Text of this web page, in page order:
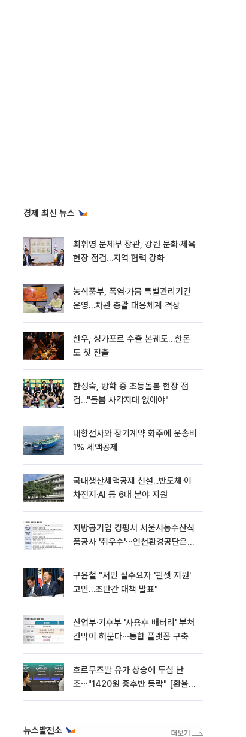
경제 최신 뉴스
최휘영 문체부 장관, 강원 문화·체육
현장 점검…지역 협력 강화
농식품부, 폭염·가뭄 특별관리기간
운영…차관 총괄 대응체계 격상
한우, 싱가포르 수출 본궤도…한돈
도 첫 진출
한성숙, 방학 중 초등돌봄 현장 점
검…"돌봄 사각지대 없애야"
내항선사와 장기계약 화주에 운송비
1% 세액공제
국내생산세액공제 신설...반도체·이
차전지·AI 등 6대 분야 지원
지방공기업 경평서 서울시농수산식
품공사 '취우수'⋯인천환경공단은
구윤철 "서민 실수요자 '핀셋 지원'
고민…조만간 대책 발표"
산업부·기후부 '사용후 배터리' 부처
칸막이 허문다⋯통합 플랫폼 구축
호르무즈발 유가 상승에 투심 난
조⋯"1420원 중후반 등락" [환율전
뉴스발전소